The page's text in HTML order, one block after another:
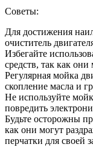
Советы:
Для достижения
очиститель
Избегайте
средств, так как они
Регулярная мойка
скопление масла и
Не используйте
повредить
Будьте осторожны
как они могут
перчатки для своей